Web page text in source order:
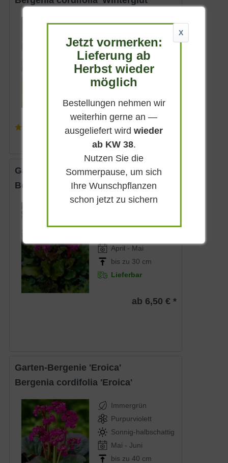
Immergrün
Sonnig-halbschattig
März - Mai
bis zu 45 cm
Lieferbar
(5)
3,80 € *
Garten-Bergenie 'Abendglut'
Bergenia 'Abendglut'
April - Mai
bis zu 30 cm
Lieferbar
ab 6,50 € *
Garten-Bergenie 'Eroica'
Bergenia cordifolia 'Eroica'
Immergrün
Purpurviolett
Sonnig-halbschattig
Mai - Juni
bis zu 40 cm
X
Jetzt vormerken:
Lieferung ab
Herbst wieder
möglich
Bestellungen nehmen wir
weiterhin gerne an —
ausgeliefert wirdwieder
ab KW 38.
Nutzen Sie die
Sommerpause, um sich
Ihre Wunschpflanzen
schon jetzt zu sichern